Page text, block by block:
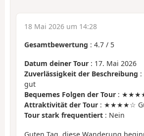
18 Mai 2026 um 14:28
Gesamtbewertung : 4.7 / 5
Datum deiner Tour : 17. Mai 2026
Zuverlässigkeit der Beschreibung
gut
Bequemes Folgen der Tour :
Attraktivität der Tour : ★★★★☆
Tour stark frequentiert : Nein